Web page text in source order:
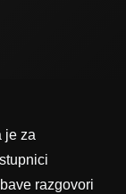
je za
razgovori